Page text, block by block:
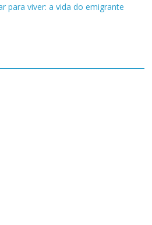
para viver: a vida do emigrante